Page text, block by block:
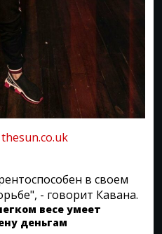
thesun.co.uk
в своем
- говорит Кавана.
весе умеет
деньгам